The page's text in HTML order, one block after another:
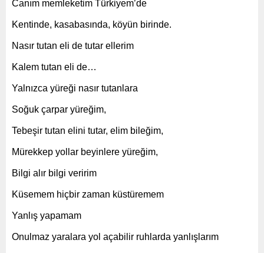
Canım memleketim Türkiyem’de
Kentinde, kasabasında, köyün birinde.
Nasır tutan eli de tutar ellerim
Kalem tutan eli de…
Yalnızca yüreği nasır tutanlara
Soğuk çarpar yüreğim,
Tebeşir tutan elini tutar, elim bileğim,
Mürekkep yollar beyinlere yüreğim,
Bilgi alır bilgi veririm
Küsemem hiçbir zaman küstüremem
Yanlış yapamam
Onulmaz yaralara yol açabilir ruhlarda yanlışlarım